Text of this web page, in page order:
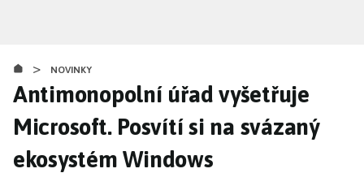
obsahu
> NOVINKY
Antimonopolní úřad vyšetřuje
Microsoft. Posvítí si na svázaný
ekosystém Windows